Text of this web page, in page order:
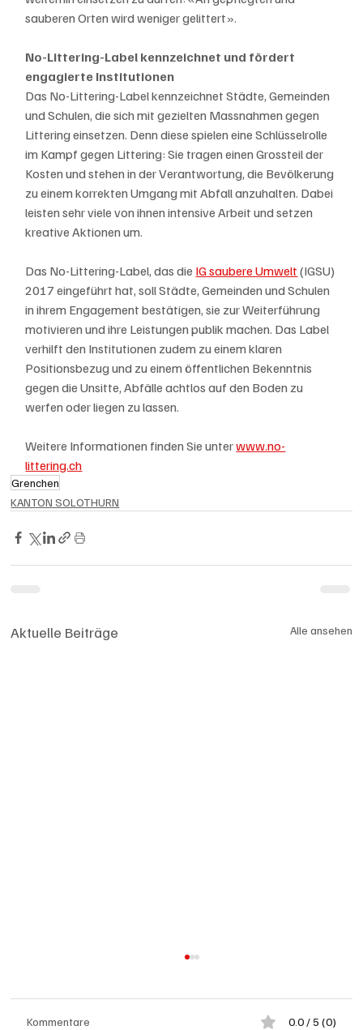
sauberen Orten wird weniger gelittert».
No-Littering-Label kennzeichnet und fördert
engagierte Institutionen
Das No-Littering-Label kennzeichnet Städte, Gemeinden
und Schulen, die sich mit gezielten Massnahmen gegen
Littering einsetzen. Denn diese spielen eine Schlüsselrolle
im Kampf gegen Littering: Sie tragen einen Grossteil der
Kosten und stehen in der Verantwortung, die Bevölkerung
zu einem korrekten Umgang mit Abfall anzuhalten. Dabei
leisten sehr viele von ihnen intensive Arbeit und setzen
kreative Aktionen um.
Das No-Littering-Label, das die IG saubere Umwelt (IGSU)
2017 eingeführt hat, soll Städte, Gemeinden und Schulen
in ihrem Engagement bestätigen, sie zur Weiterführung
motivieren und ihre Leistungen publik machen. Das Label
verhilft den Institutionen zudem zu einem klaren
Positionsbezug und zu einem öffentlichen Bekenntnis
gegen die Unsitte, Abfälle achtlos auf den Boden zu
werfen oder liegen zu lassen.
Weitere Informationen finden Sie unter www.no-
littering.ch
Grenchen
KANTON SOLOTHURN
Aktuelle Beiträge Alle ansehen
Kommentare 0.0 / 5 (0)